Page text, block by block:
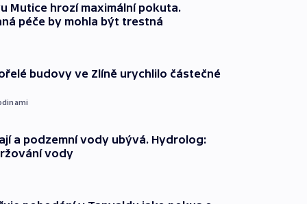
Mutice hrozí maximální pokuta.
péče by mohla být trestná
budovy ve Zlíně urychlilo částečné
a podzemní vody ubývá. Hydrolog:
vody